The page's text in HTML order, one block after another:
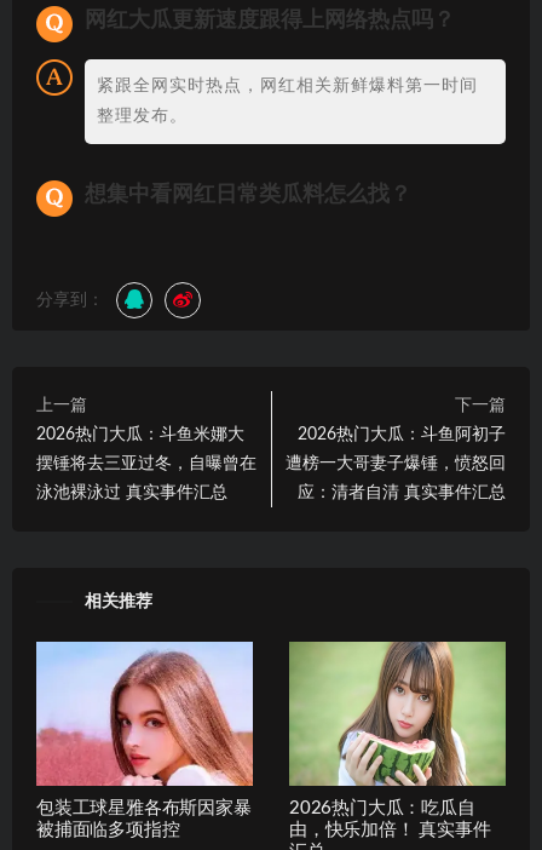
网红大瓜更新速度跟得上网络热点吗？
紧跟全网实时热点，网红相关新鲜爆料第一时间
整理发布。
想集中看网红日常类瓜料怎么找？
分享到：
上一篇
2026热门大瓜：斗鱼米娜大
摆锤将去三亚过冬，自曝曾在
泳池裸泳过 真实事件汇总
下一篇
2026热门大瓜：斗鱼阿初子
遭榜一大哥妻子爆锤，愤怒回
应：清者自清 真实事件汇总
相关推荐
包装工球星雅各布斯因家暴
被捕面临多项指控
2026热门大瓜：吃瓜自
由，快乐加倍！ 真实事件